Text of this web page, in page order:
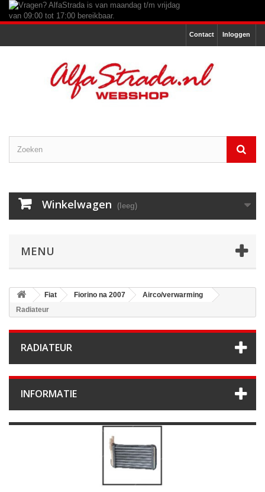
Inloggen
Contact
Winkelwagen (leeg)
MENU
Fiat Fiorino na 2007
Airco/verwarming
Radiateur
RADIATEUR
INFORMATIE